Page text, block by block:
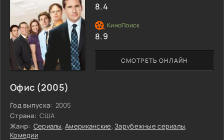
Офис (2005)
Год выпуска: 2005
Страна: США
Жанр: Сериалы,Американские,Зарубежные сериалы,
Комедии
СМОТРЕТЬ ОНЛАЙН
8.4
8.9